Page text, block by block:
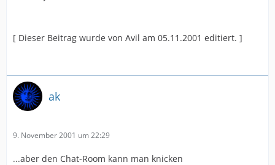
[ Dieser Beitrag wurde von Avil am 05.11.2001 editiert. ]
ak
9. November 2001 um 22:29
...aber den Chat-Room kann man knicken